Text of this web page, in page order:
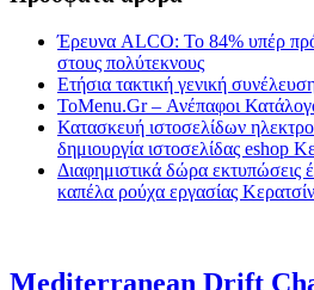
Έρευνα ALCO: Το 84% υπέρ
στους πολύτεκνους
Ετήσια τακτική γενική
ToMenu.Gr – Ανέπαφοι
Κατασκευή ιστοσελίδων
δημιουργία ιστοσελίδας eshop
Διαφημιστικά δώρα εκτυπώσεις
καπέλα ρούχα εργασίας
Mediterranean Drift